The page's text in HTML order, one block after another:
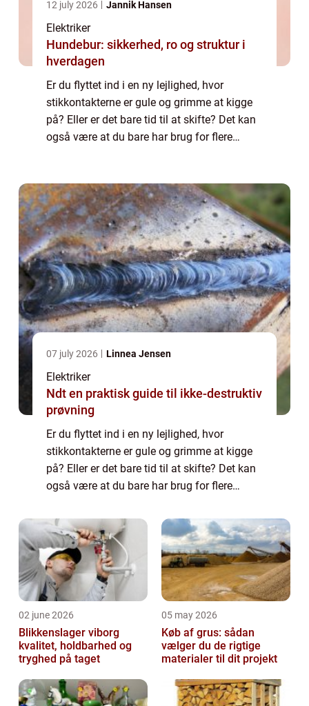
12 july 2026 Jannik Hansen
Elektriker
Hundebur: sikkerhed, ro og struktur i
hverdagen
Er du flyttet ind i en ny lejlighed, hvor
stikkontakterne er gule og grimme at kigge
på? Eller er det bare tid til at skifte? Det kan
også være at du bare har brug for flere
07 july 2026 Linnea Jensen
Elektriker
Ndt en praktisk guide til ikke-destruktiv
prøvning
Er du flyttet ind i en ny lejlighed, hvor
stikkontakterne er gule og grimme at kigge
på? Eller er det bare tid til at skifte? Det kan
også være at du bare har brug for flere
det ...
02 june 2026
Blikkenslager viborg
kvalitet, holdbarhed og
tryghed på taget
05 may 2026
Køb af grus: sådan
vælger du de rigtige
materialer til dit projekt